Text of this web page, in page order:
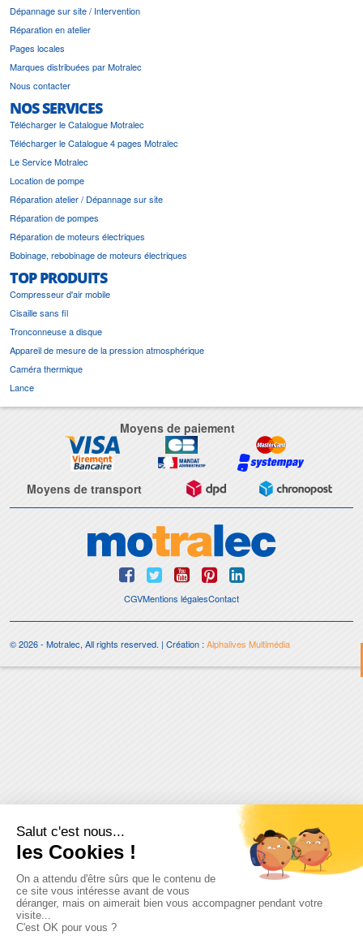
Dépannage sur site / Intervention
Réparation en atelier
Pages locales
Marques distribuées par Motralec
Nous contacter
NOS SERVICES
Télécharger le Catalogue Motralec
Télécharger le Catalogue 4 pages Motralec
Le Service Motralec
Location de pompe
Réparation atelier / Dépannage sur site
Réparation de pompes
Réparation de moteurs électriques
Bobinage, rebobinage de moteurs électriques
TOP PRODUITS
Compresseur d'air mobile
Cisaille sans fil
Tronconneuse a disque
Appareil de mesure de la pression atmosphérique
Caméra thermique
Lance
Moyens de paiement
Moyens de transport
CGVMentions légalesContact
© 2026 - Motralec, All rights reserved. | Création :Alphalives Multimédia